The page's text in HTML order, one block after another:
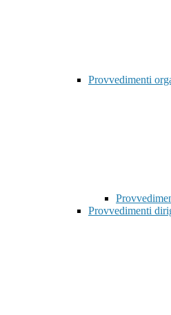
Provvedimenti
Provvedimenti